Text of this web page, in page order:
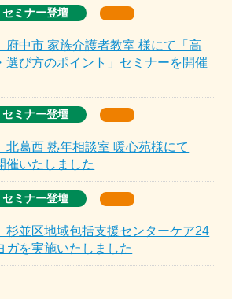
セミナー登壇
府中市 家族介護者教室 様にて「高
選び方のポイント」セミナーを開催
セミナー登壇
北葛西 熟年相談室 暖心苑様にて
催いたしました
セミナー登壇
杉並区地域包括支援センターケア24
ガを実施いたしました